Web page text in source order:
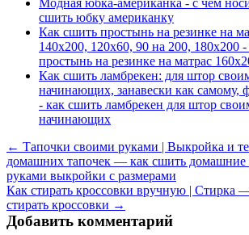
Модная юбка-американка - с чем
сшить юбку американку
Как сшить простынь на резинке на
140х200, 120х60, 90 на 200, 180х200
простынь на резинке на матрас
Как сшить ламбрекен: для штор
начинающих, занавески как самому,
- как сшить ламбрекен для штор
начинающих
← Тапочки своими руками | Выкройка и
домашних тапочек — как сшить домашние
руками выкройки с размерами
Как стирать кроссовки вручную | Стирка
стирать кроссовки →
Добавить комментарий